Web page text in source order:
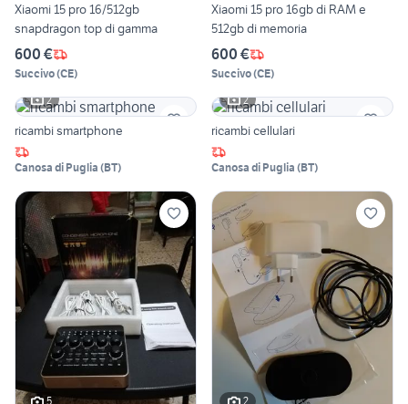
Xiaomi 15 pro 16/512gb
snapdragon top di gamma
600 €
Succivo(CE)
Xiaomi 15 pro 16gb di RAM e
512gb di memoria
600 €
Succivo(CE)
2
ricambi smartphone
Canosa di Puglia (BT)
2
ricambi cellulari
Canosa di Puglia (BT)
5 2